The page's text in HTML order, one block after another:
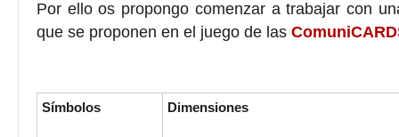
Por ello os propongo comenzar a trabajar con
que se proponen en el juego de las
Símbolos Dimensiones